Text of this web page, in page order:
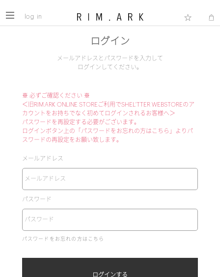
log in
ログイン
メールアドレスとパスワードを入力して
ログインしてください。
※ 必ずご確認ください ※
＜旧RIM.ARK ONLINE STOREご利用でSHEL'TTER WEBSTOREのア
カウントをお持ちでなく初めてログインされるお客様へ＞
パスワードを再設定する必要がございます。
ログインボタン上の「パスワードをお忘れの方はこちら」よりパ
スワードの再設定をお願い致します。
メールアドレス
パスワード
パスワードをお忘れの方はこちら